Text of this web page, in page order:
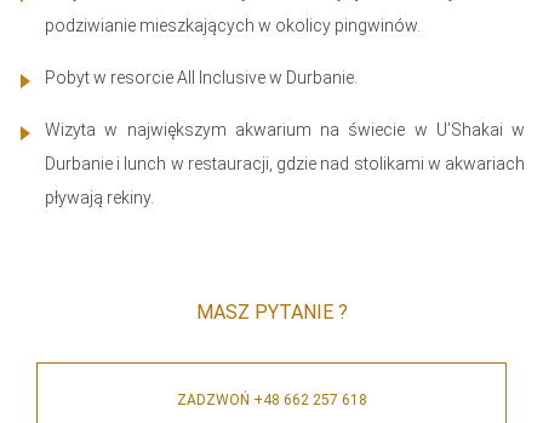
podziwianie mieszkających w okolicy pingwinów.
Pobyt w resorcie All Inclusive w Durbanie.
Wizyta w największym akwarium na świecie w U’Shakai w
Durbanie i lunch w restauracji, gdzie nad stolikami w akwariach
pływają rekiny.
MASZ PYTANIE ?
ZADZWOŃ +48 662 257 618